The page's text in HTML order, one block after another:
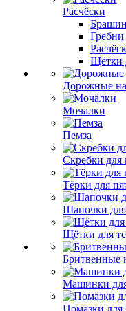
Расчёски
Гребни
Щётки
Дорожные
Мочалки
Пемза
Скребки для
Тёрки для
Шапочки
Щётки для
Бритвенные
Машинки
Помазки для